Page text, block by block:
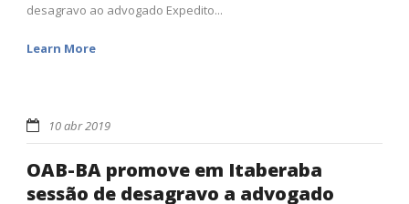
desagravo ao advogado Expedito...
Learn More
10 abr 2019
OAB-BA promove em Itaberaba
sessão de desagravo a advogado